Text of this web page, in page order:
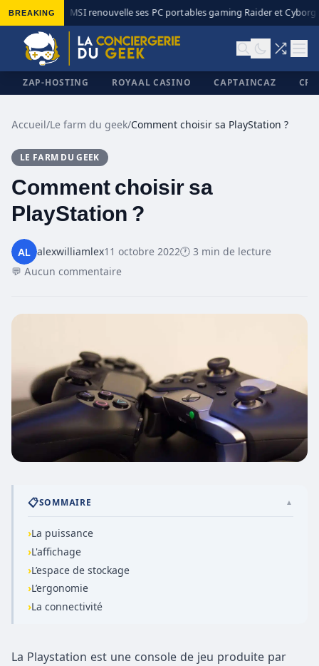
BREAKING MSI renouvelle ses PC portables gaming Raider et Cyborg
ZAP-HOSTING ROYAAL CASINO CAPTAINCAZ
Accueil/Le farm du geek/Comment choisir sa PlayStation ?
LE FARM DU GEEK
Comment choisir sa
PlayStation ?
alexwilliamlex11 octobre 2022🕐 3 min de lecture
💬 Aucun commentaire
📋SOMMAIRE ▲
›La puissance
›L'affichage
›L’espace de stockage
›L’ergonomie
›La connectivité
La Playstation est une console de jeu produite par